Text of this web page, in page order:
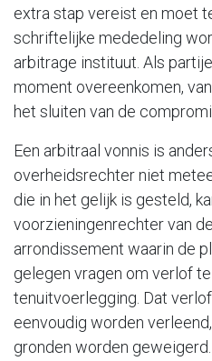
extra stap vereist en moet
schriftelijke mededeling
arbitrage instituut. Als
moment overeenkomen,
het sluiten van de
Een arbitraal vonnis is
overheidsrechter niet
die in het gelijk is gesteld,
voorzieningenrechter van
arrondissement waarin de
gelegen vragen om verlof
tenuitvoerlegging. Dat
eenvoudig worden
gronden worden